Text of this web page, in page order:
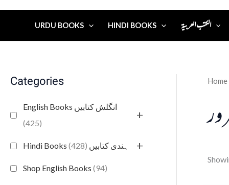
URDU BOOKS HINDI BOOKS الكتب العربية
Categories
English Books انگلش کتابیں
(425)
+
Hindi Books ہندی کتابیں (428) +
Shop English Books (94)
Home